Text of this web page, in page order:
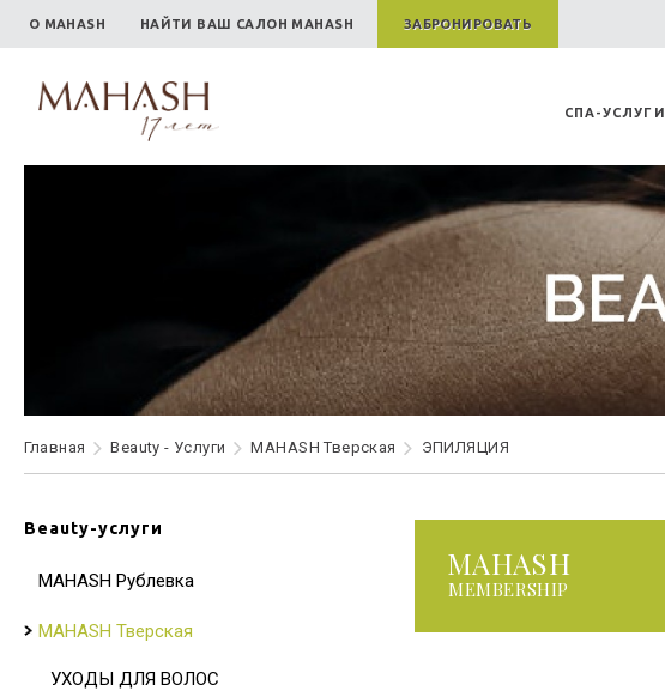
О MAHASH НАЙТИ ВАШ САЛОН MAHASH ЗАБРОНИРОВАТЬ
СПА-УСЛУГИ
Главная Beauty - Услуги MAHASH Тверская ЭПИЛЯЦИЯ
Beauty-услуги
MAHASH Рублевка
MAHASH Тверская
УХОДЫ ДЛЯ ВОЛОС
MAHASH
MEMBERSHIP